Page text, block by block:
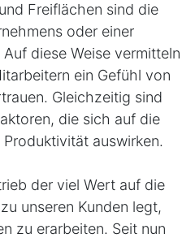
Freiflächen sind die
oder einer
diese Weise vermitteln
ein Gefühl von
Gleichzeitig sind
die sich auf die
auswirken.
der viel Wert auf die
unseren Kunden legt,
zu erarbeiten. Seit nun